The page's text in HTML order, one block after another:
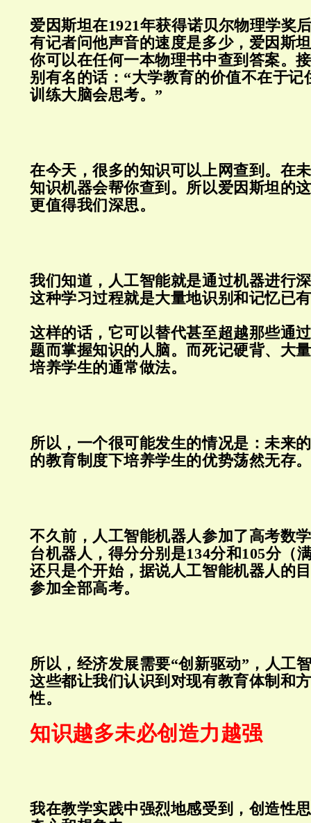
爱因斯坦在1921年获得诺贝尔物理学奖
有记者问他声音的速度是多少，爱因斯
你可以在任何一本物理书中查到答案。
别有名的话：“大学教育的价值不在于记
训练大脑会思考。”
在今天，很多的知识可以上网查到。在
知识机器会帮你查到。所以爱因斯坦的
更值得我们深思。
我们知道，人工智能就是通过机器进行
这种学习过程就是大量地识别和记忆已
这样的话，它可以替代甚至超越那些通
题而掌握知识的人脑。而死记硬背、大
培养学生的通常做法。
所以，一个很可能发生的情况是：未来
的教育制度下培养学生的优势荡然无存。
不久前，人工智能机器人参加了高考数
台机器人，得分分别是134分和105分（
还只是个开始，据说人工智能机器人的
参加全部高考。
所以，经济发展需要“创新驱动”，人工
这些都让我们认识到对现有教育体制和
性。
知识越多未必创造力越强
我在教学实践中强烈地感受到，创造性